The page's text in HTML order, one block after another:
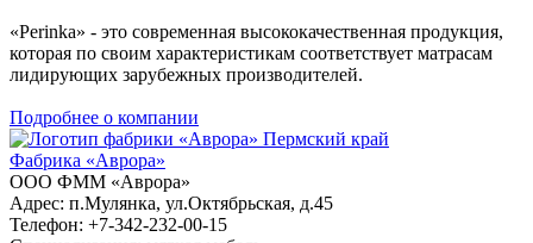
«Perinka» - это современная высококачественная продукция,
которая по своим характеристикам соответствует матрасам
лидирующих зарубежных производителей.
Подробнее о компании
Пермский край
Фабрика «Аврора»
ООО ФММ «Аврора»
Адрес: п.Мулянка, ул.Октябрьская, д.45
Телефон: +7-342-232-00-15